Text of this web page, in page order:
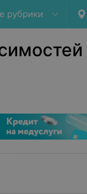
рубрики